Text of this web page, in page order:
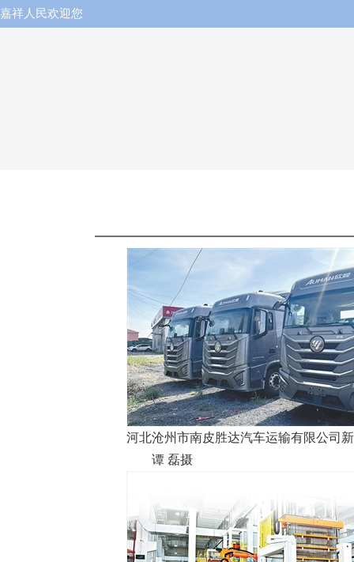
嘉祥人民欢迎您
河北沧州市南皮胜达汽车运输有限公司
谭 磊摄